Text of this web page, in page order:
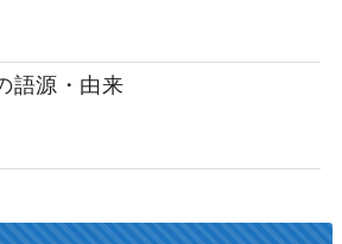
語源・由来